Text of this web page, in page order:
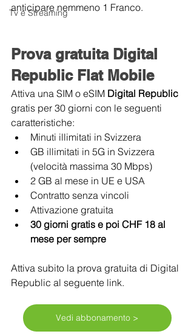
Tv e Streaming
anticipare nemmeno 1 Franco.
Prova gratuita Digital
Republic Flat Mobile
Attiva una SIM o eSIM Digital Republic
gratis per 30 giorni con le seguenti
caratteristiche:
Minuti illimitati in Svizzera
GB illimitati in 5G in Svizzera
(velocità massima 30 Mbps)
2 GB al mese in UE e USA
Contratto senza vincoli
Attivazione gratuita
30 giorni gratis e poi CHF 18 al
mese per sempre
Attiva subito la prova gratuita di Digital
Republic al seguente link.
Vedi abbonamento >